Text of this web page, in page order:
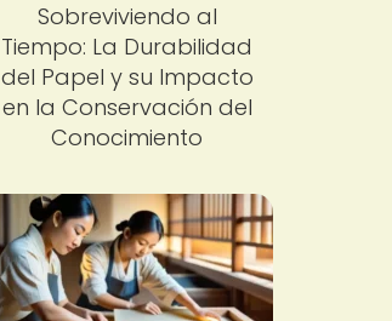
Sobreviviendo al
Tiempo: La Durabilidad
del Papel y su Impacto
en la Conservación del
Conocimiento